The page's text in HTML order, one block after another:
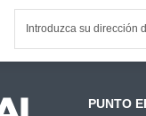
PUNTO